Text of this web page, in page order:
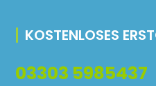
KOSTENLOSES
03303 5985437